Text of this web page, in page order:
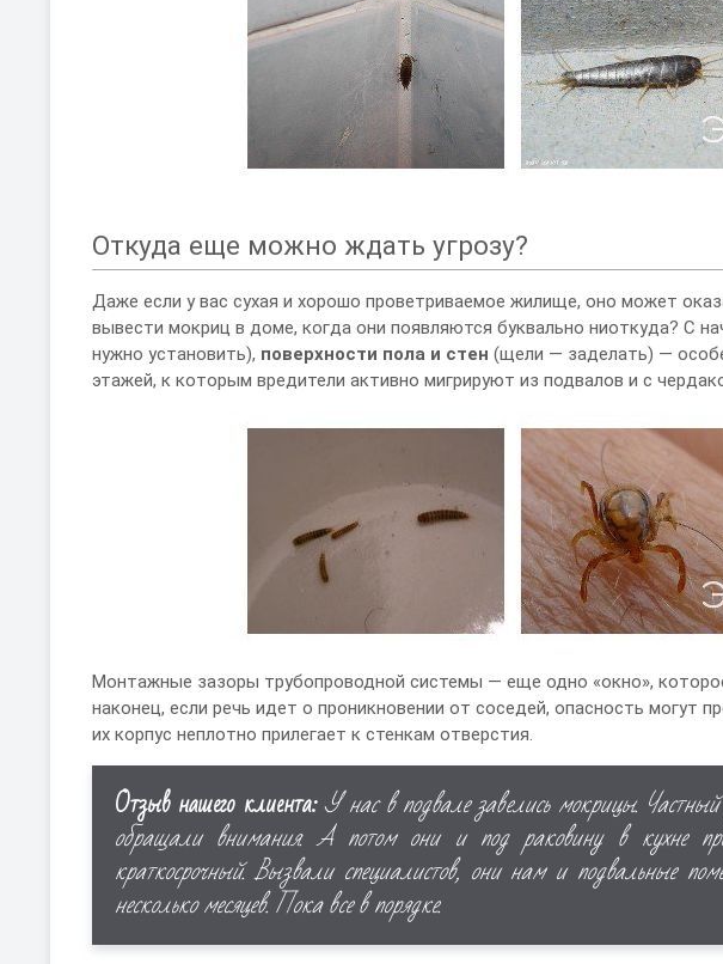
Откуда еще можно ждать угрозу?
Даже если у вас сухая и хорошо проветриваемое жилище, оно может
вывести мокриц в доме, когда они появляются буквально ниоткуда? С
нужно установить), поверхности пола и стен (щели — заделать) —
этажей, к которым вредители активно мигрируют из подвалов и с
Монтажные зазоры трубопроводной системы — еще одно «окно»,
наконец, если речь идет о проникновении от соседей, опасность могут
их корпус неплотно прилегает к стенкам отверстия.
Отзыв нашего клиента:У нас в подвале завелись мокрицы.
обращали внимания. А потом они и под раковину в кухне
краткосрочный. Вызвали специалистов, они нам и подвальные
несколько месяцев. Пока все в порядке.